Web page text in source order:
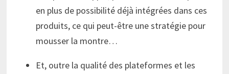
en plus de possibilité déjà intégrées dans ces
produits, ce qui peut-être une stratégie pour
mousser la montre…
Et, outre la qualité des plateformes et les